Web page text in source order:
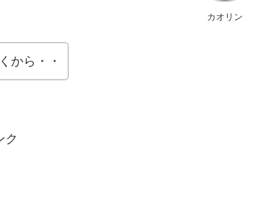
カオリン
から・・
ク